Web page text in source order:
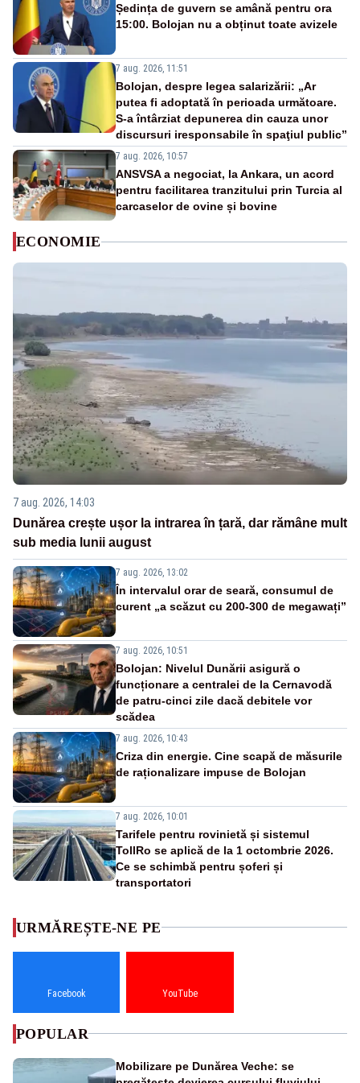
Ședința de guvern se amână pentru ora
15:00. Bolojan nu a obținut toate avizele
7 aug. 2026, 11:51
Bolojan, despre legea salarizării: „Ar
putea fi adoptată în perioada următoare.
S-a întârziat depunerea din cauza unor
discursuri iresponsabile în spaţiul public”
7 aug. 2026, 10:57
ANSVSA a negociat, la Ankara, un acord
pentru facilitarea tranzitului prin Turcia al
carcaselor de ovine și bovine
ECONOMIE
7 aug. 2026, 14:03
Dunărea crește ușor la intrarea în țară, dar rămâne mult
sub media lunii august
7 aug. 2026, 13:02
În intervalul orar de seară, consumul de
curent „a scăzut cu 200-300 de megawați”
7 aug. 2026, 10:51
Bolojan: Nivelul Dunării asigură o
funcționare a centralei de la Cernavodă
de patru-cinci zile dacă debitele vor
scădea
7 aug. 2026, 10:43
Criza din energie. Cine scapă de măsurile
de raționalizare impuse de Bolojan
7 aug. 2026, 10:01
Tarifele pentru rovinietă și sistemul
TollRo se aplică de la 1 octombrie 2026.
Ce se schimbă pentru șoferi și
transportatori
URMĂREȘTE-NE PE
Facebook YouTube
POPULAR
Mobilizare pe Dunărea Veche: se